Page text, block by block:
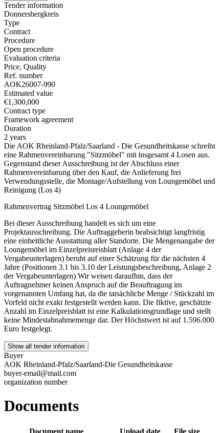
Tender information
Donnersbergkreis
Type
Contract
Procedure
Open procedure
Evaluation criteria
Price, Quality
Ref. number
AOK26007-990
Estimated value
€1,300,000
Contract type
Framework agreement
Duration
2 years
Die AOK Rheinland-Pfalz/Saarland - Die Gesundheitskasse schreibt
eine Rahmenvereinbarung "Sitzmöbel" mit insgesamt 4 Losen aus.
Gegenstand dieser Ausschreibung ist der Abschluss einer
Rahmenvereinbarung über den Kauf, die Anlieferung frei
Verwendungsstelle, die Montage/Aufstellung von Loungemöbel und
Reinigung (Los 4)
Rahmenvertrag Sitzmöbel Los 4 Loungemöbel
Bei dieser Ausschreibung handelt es sich um eine
Projektausschreibung. Die Auftraggeberin beabsichtigt langfristig
eine einheitliche Ausstattung aller Standorte. Die Mengenangabe der
Loungemöbel im Einzelpreisreisblatt (Anlage 4 der
Vergabeunterlagen) beruht auf einer Schätzung für die nächsten 4
Jahre (Positionen 3.1 bis 3.10 der Leistungsbeschreibung, Anlage 2
der Vergabeunterlagen) Wir weisen daraufhin, dass der
Auftragnehmer keinen Anspruch auf die Beauftragung im
vorgenannten Umfang hat, da die tatsächliche Menge / Stückzahl im
Vorfeld nicht exakt festgestellt werden kann. Die fiktive, geschätzte
Anzahl im Einzelpreisblatt ist eine Kalkulationsgrundlage und stellt
keine Mindestabnahmemenge dar. Der Höchstwert ist auf 1.596.000
Euro festgelegt.
Show all tender information
Buyer
AOK Rheinland-Pfalz/Saarland-Die Gesundheitskasse
buyer-email@mail.com
organization number
Documents
Document name Upload date File size